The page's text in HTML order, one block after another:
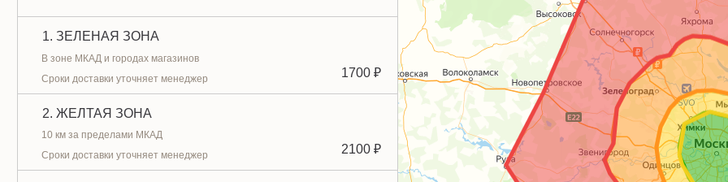
1. ЗЕЛЕНАЯ ЗОНА
В зоне МКАД и городах магазинов
Сроки доставки уточняет менеджер
1700 ₽
2. ЖЕЛТАЯ ЗОНА
10 км за пределами МКАД
Сроки доставки уточняет менеджер
2100 ₽